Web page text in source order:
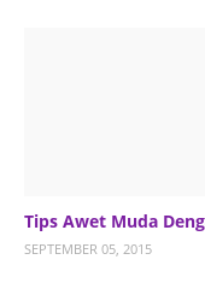
Tips Awet Muda
SEPTEMBER 05, 2015